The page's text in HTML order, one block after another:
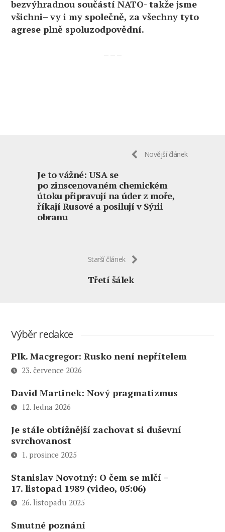
bezvýhradnou součástí NATO- takže jsme
všichni– vy i my společně, za všechny tyto
agrese plně spoluzodpovědní.
– – –
Novější článek
Je to vážné: USA se
po zinscenovaném chemickém
útoku připravují na úder z moře,
říkají Rusové a posilují v Sýrii
obranu
Starší článek
Třetí šálek
Výběr redakce
Plk. Macgregor: Rusko není nepřítelem
23. července 2026
David Martinek: Nový pragmatizmus
12. ledna 2026
Je stále obtížnější zachovat si duševní
svrchovanost
1. prosince 2025
Stanislav Novotný: O čem se mlčí –
17. listopad 1989 (video, 05:06)
26. listopadu 2025
Smutné poznání